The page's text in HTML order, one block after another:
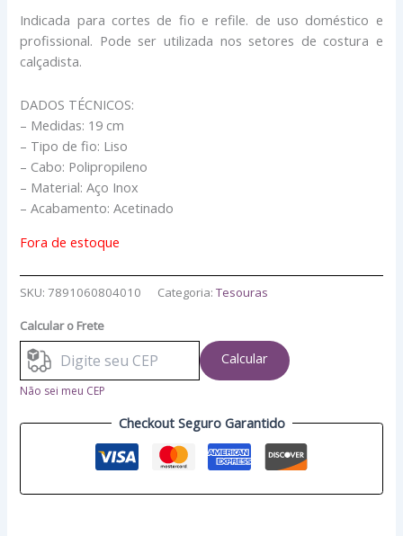
Indicada para cortes de fio e refile. de uso doméstico e
profissional. Pode ser utilizada nos setores de costura e
calçadista.
DADOS TÉCNICOS:
– Medidas: 19 cm
– Tipo de fio: Liso
– Cabo: Polipropileno
– Material: Aço Inox
– Acabamento: Acetinado
Fora de estoque
SKU:7891060804010 Categoria:Tesouras
Calcular o Frete
Calcular
Não sei meu CEP
Checkout Seguro Garantido